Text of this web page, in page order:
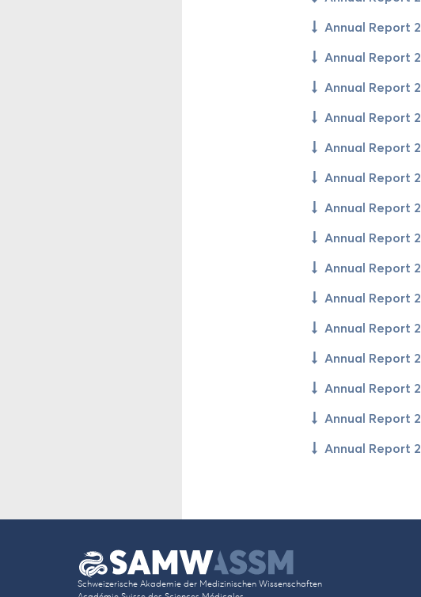
An­nu­al Re­port
An­nu­al Re­port
An­nu­al Re­port
An­nu­al Re­port
An­nu­al Re­port
An­nu­al Re­port
An­nu­al Re­port
An­nu­al Re­port
An­nu­al Re­port
An­nu­al Re­port
An­nu­al Re­port
An­nu­al Re­port
An­nu­al Re­port
An­nu­al Re­port
An­nu­al Re­port
Schwei­ze­ri­sche Aka­de­mie der Me­di­zi­ni­schen Wis­sen­schaf­ten